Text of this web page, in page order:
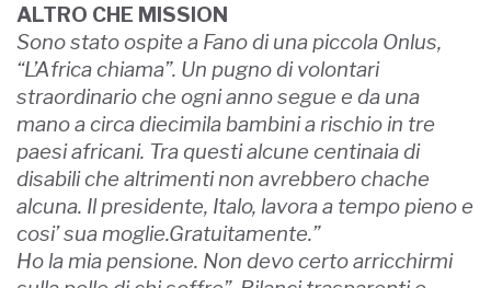
ALTRO CHE MISSION
Sono stato ospite a Fano di una piccola Onlus,
“L’Africa chiama”. Un pugno di volontari
straordinario che ogni anno segue e da una
mano a circa diecimila bambini a rischio in tre
paesi africani. Tra questi alcune centinaia di
disabili che altrimenti non avrebbero chache
alcuna. Il presidente, Italo, lavora a tempo pieno e
cosi’ sua moglie.Gratuitamente.”
Ho la mia pensione. Non devo certo arricchirmi